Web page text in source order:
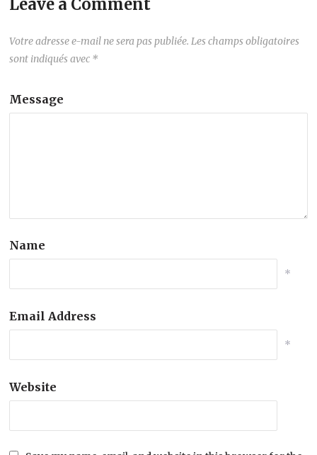
Votre adresse e-mail ne sera pas publiée. Les champs obligatoires
sont indiqués avec *
Message
Name
*
Email Address
*
Website